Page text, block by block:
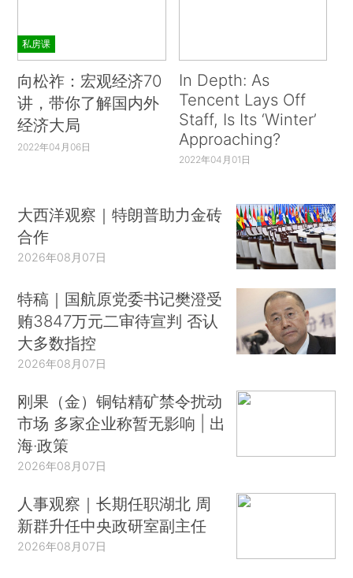
私房课
向松祚：宏观经济70
讲，带你了解国内外
经济大局
2022年04月06日
In Depth: As
Tencent Lays Off
Staff, Is Its ‘Winter’
Approaching?
2022年04月01日
大西洋观察｜特朗普助力金砖
合作
2026年08月07日
特稿｜国航原党委书记樊澄受
贿3847万元二审待宣判 否认
大多数指控
2026年08月07日
刚果（金）铜钴精矿禁令扰动
市场 多家企业称暂无影响 | 出
海·政策
2026年08月07日
人事观察｜长期任职湖北 周
新群升任中央政研室副主任
2026年08月07日